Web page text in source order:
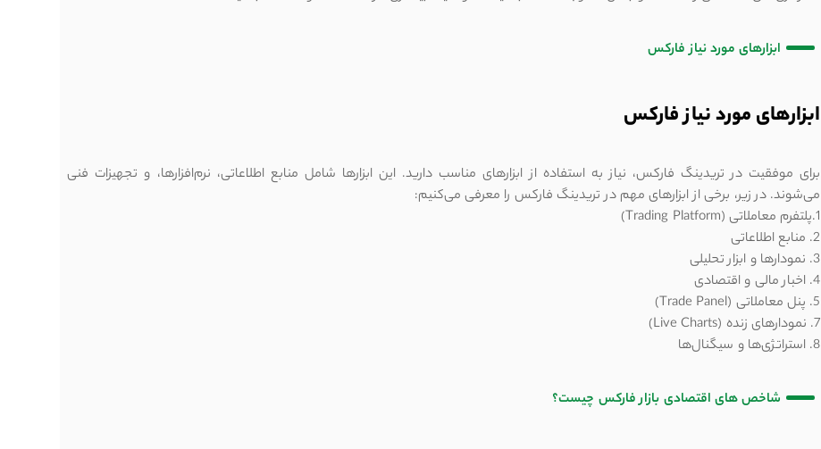
ابزارهای مورد نیاز فارکس
ابزارهای مورد نیاز فارکس
برای موفقیت در تریدینگ فارکس، نیاز به استفاده از ابزارهای مناسب دارید. این ابزارها شامل منابع اطلاعاتی، نرم‌افزارها، و تجهیزات فنی
می‌شوند. در زیر، برخی از ابزارهای مهم در تریدینگ فارکس را معرفی می‌کنیم:
1.پلتفرم معاملاتی (Trading Platform)
2. منابع اطلاعاتی
3. نمودارها و ابزار تحلیلی
4. اخبار مالی و اقتصادی
5. پنل معاملاتی (Trade Panel)
7. نمودارهای زنده (Live Charts)
8. استراتژی‌ها و سیگنال‌ها
شاخص های اقتصادی بازار فارکس چیست؟